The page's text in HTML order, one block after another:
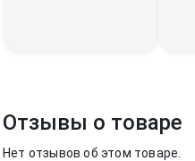
Отзывы о товаре
Нет отзывов об этом товаре.